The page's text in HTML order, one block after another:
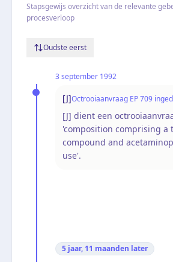
Stapsgewijs overzicht van de relevante
procesverloop
Oudste eerst
3 september 1992
[J]Octrooiaanvraag EP 709
[J] dient een
'composition comprising a
compound and
use'.
5 jaar, 11 maanden later